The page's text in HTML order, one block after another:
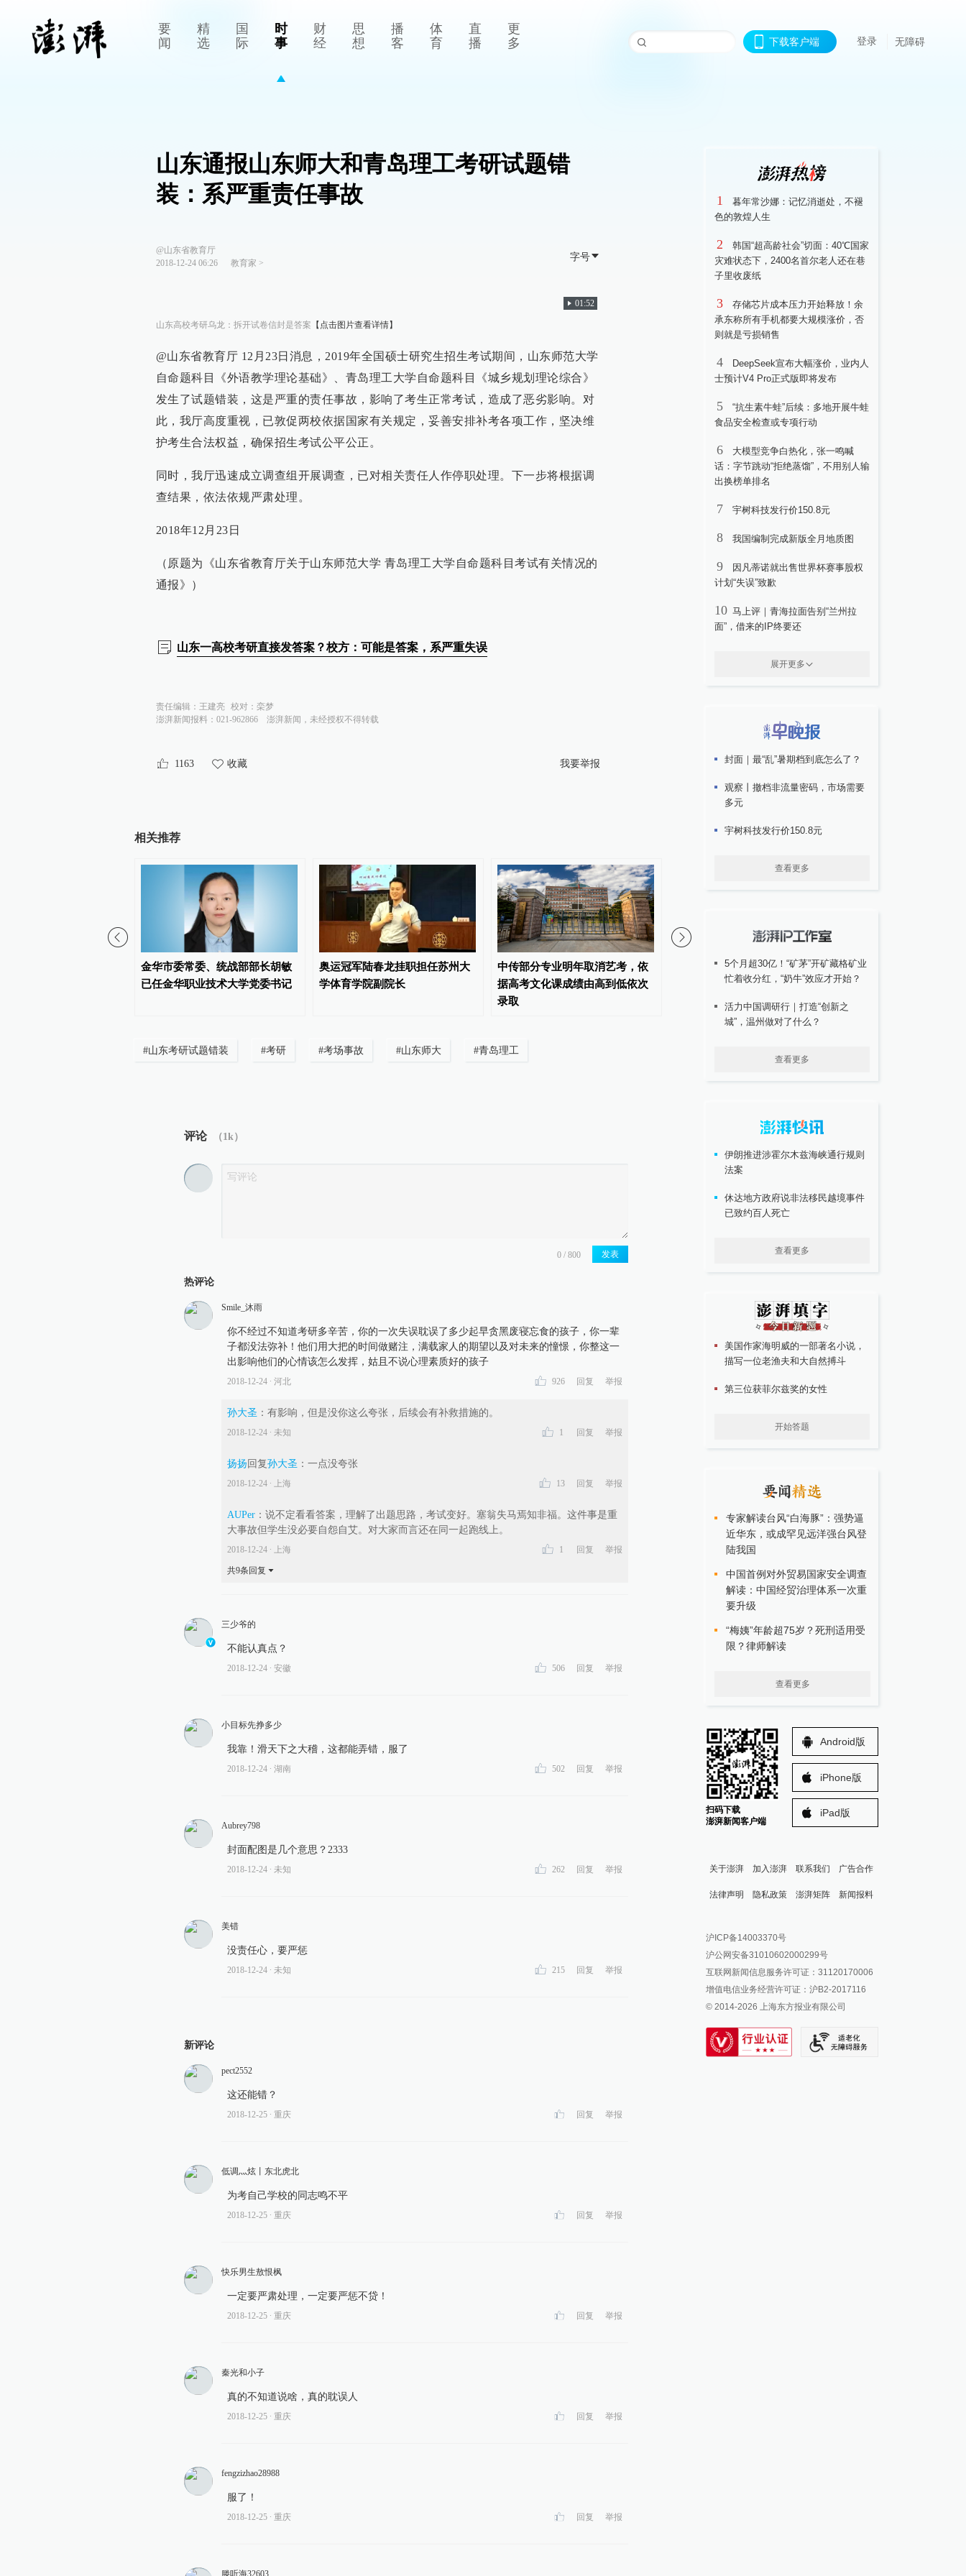
要
闻
精
选
国
际
时
事
财
经
思
想
播
客
体
育
直
播
更
多
下载客户端 登录 无障碍
山东通报山东师大和青岛理工考研试题错
装：系严重责任事故
@山东省教育厅
2018-12-24 06:26
教育家 >
字号
01:52
山东高校考研乌龙：拆开试卷信封是答案 【点击图片查看详情】
@山东省教育厅 12月23日消息，2019年全国硕士研究生招生考试期间，山东师范大学
自命题科目《外语教学理论基础》、青岛理工大学自命题科目《城乡规划理论综合》
发生了试题错装，这是严重的责任事故，影响了考生正常考试，造成了恶劣影响。对
此，我厅高度重视，已敦促两校依据国家有关规定，妥善安排补考各项工作，坚决维
护考生合法权益，确保招生考试公平公正。
同时，我厅迅速成立调查组开展调查，已对相关责任人作停职处理。下一步将根据调
查结果，依法依规严肃处理。
2018年12月23日
（原题为《山东省教育厅关于山东师范大学 青岛理工大学自命题科目考试有关情况的
通报》）
山东一高校考研直接发答案？校方：可能是答案，系严重失误
责任编辑： 王建亮 校对： 栾梦
澎湃新闻报料：021-962866
澎湃新闻，未经授权不得转载
1163 收藏 我要举报
相关推荐
金华市委常委、统战部部长胡敏
已任金华职业技术大学党委书记
奥运冠军陆春龙挂职担任苏州大
学体育学院副院长
中传部分专业明年取消艺考，依
据高考文化课成绩由高到低依次
录取
广东雷州通报“特教老师招聘存在
违规”：启动问责程序，副校长被
多所高校为学生公寓配
的仅限储药，有的允许
#山东考研试题错装 #考研 #考场事故 #山东师大 #青岛理工
评论 （1k）
发表
热评论
Smile_沐雨
你不经过不知道考研多辛苦，你的一次失误耽误了多少起早贪黑废寝忘食的孩子，你一辈
子都没法弥补！他们用大把的时间做赌注，满载家人的期望以及对未来的憧憬，你整这一
出影响他们的心情该怎么发挥，姑且不说心理素质好的孩子
2018-12-24 ∙ 河北 926 回复 举报
孙大圣 ： 有影响，但是没你这么夸张，后续会有补救措施的。
2018-12-24 ∙ 未知 1 回复 举报
扬扬 回复孙大圣 ： 一点没夸张
2018-12-24 ∙ 上海 13 回复 举报
AUPer ： 说不定看看答案，理解了出题思路，考试变好。塞翁失马焉知非福。这件事是重
大事故但学生没必要自怨自艾。对大家而言还在同一起跑线上。
2018-12-24 ∙ 上海 1 回复 举报
共9条回复
三少爷的
不能认真点？
2018-12-24 ∙ 安徽 506 回复 举报
小目标先挣多少
我靠！滑天下之大稽，这都能弄错，服了
2018-12-24 ∙ 湖南 502 回复 举报
Aubrey798
封面配图是几个意思？2333
2018-12-24 ∙ 未知 262 回复 举报
美错
没责任心，要严惩
2018-12-24 ∙ 未知 215 回复 举报
新评论
pect2552
这还能错？
2018-12-25 ∙ 重庆 回复 举报
低调灬炫丨东北虎北
为考自己学校的同志鸣不平
2018-12-25 ∙ 重庆 回复 举报
快乐男生敖恨枫
一定要严肃处理，一定要严惩不贷！
2018-12-25 ∙ 重庆 回复 举报
秦光和小子
真的不知道说啥，真的耽误人
2018-12-25 ∙ 重庆 回复 举报
fengzizhao28988
服了！
2018-12-25 ∙ 重庆 回复 举报
滕听海32603
1
暮年常沙娜：记忆消逝处，不褪
色的敦煌人生
2
韩国“超高龄社会”切面：40℃国家
灾难状态下，2400名首尔老人还在巷
子里收废纸
3
存储芯片成本压力开始释放！余
承东称所有手机都要大规模涨价，否
则就是亏损销售
4
DeepSeek宣布大幅涨价，业内人
士预计V4 Pro正式版即将发布
5
“抗生素牛蛙”后续：多地开展牛蛙
食品安全检查或专项行动
6
大模型竞争白热化，张一鸣喊
话：字节跳动“拒绝蒸馏”，不用别人输
出换榜单排名
7 宇树科技发行价150.8元
8 我国编制完成新版全月地质图
9
因凡蒂诺就出售世界杯赛事股权
计划“失误”致歉
10 马上评｜青海拉面告别“兰州拉
面”，借来的IP终要还
展开更多
封面｜最“乱”暑期档到底怎么了？
观察丨撤档非流量密码，市场需要
多元
宇树科技发行价150.8元
查看更多
5个月超30亿！“矿茅”开矿藏格矿业
忙着收分红，“奶牛”效应才开始？
活力中国调研行｜打造“创新之
城”，温州做对了什么？
查看更多
伊朗推进涉霍尔木兹海峡通行规则
法案
休达地方政府说非法移民越境事件
已致约百人死亡
查看更多
美国作家海明威的一部著名小说，
描写一位老渔夫和大自然搏斗
第三位获菲尔兹奖的女性
开始答题
专家解读台风“白海豚”：强势逼
近华东，或成罕见远洋强台风登
陆我国
中国首例对外贸易国家安全调查
解读：中国经贸治理体系一次重
要升级
“梅姨”年龄超75岁？死刑适用受
限？律师解读
查看更多
扫码下载
澎湃新闻客户端
Android版
iPhone版
iPad版
关于澎湃 加入澎湃 联系我们 广告合作
法律声明 隐私政策 澎湃矩阵
澎湃新闻公众号
澎湃新闻抖音号
派生万物开放平台
IP SHANGHAI
SIXTH TONE
新闻报料
报料邮箱: news@thepaper.cn
沪ICP备14003370号
沪公网安备31010602000299号
互联网新闻信息服务许可证：31120170006
增值电信业务经营许可证：沪B2-2017116
© 2014-2026 上海东方报业有限公司